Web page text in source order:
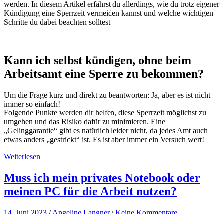
werden. In diesem Artikel erfährst du allerdings, wie du trotz eigener
Kündigung eine Sperrzeit vermeiden kannst und welche wichtigen
Schritte du dabei beachten solltest.
Kann ich selbst kündigen, ohne beim
Arbeitsamt eine Sperre zu bekommen?
Um die Frage kurz und direkt zu beantworten: Ja, aber es ist nicht
immer so einfach!
Folgende Punkte werden dir helfen, diese Sperrzeit möglichst zu
umgehen und das Risiko dafür zu minimieren. Eine
„Gelinggarantie“ gibt es natürlich leider nicht, da jedes Amt auch
etwas anders „gestrickt“ ist. Es ist aber immer ein Versuch wert!
Weiterlesen
Muss ich mein privates Notebook oder
meinen PC für die Arbeit nutzen?
14. Juni 2023 / Angeline Langner /Keine Kommentare